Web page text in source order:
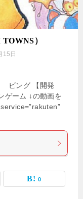
）
15日
ビング 【開発
ーム ↓の動画を
0